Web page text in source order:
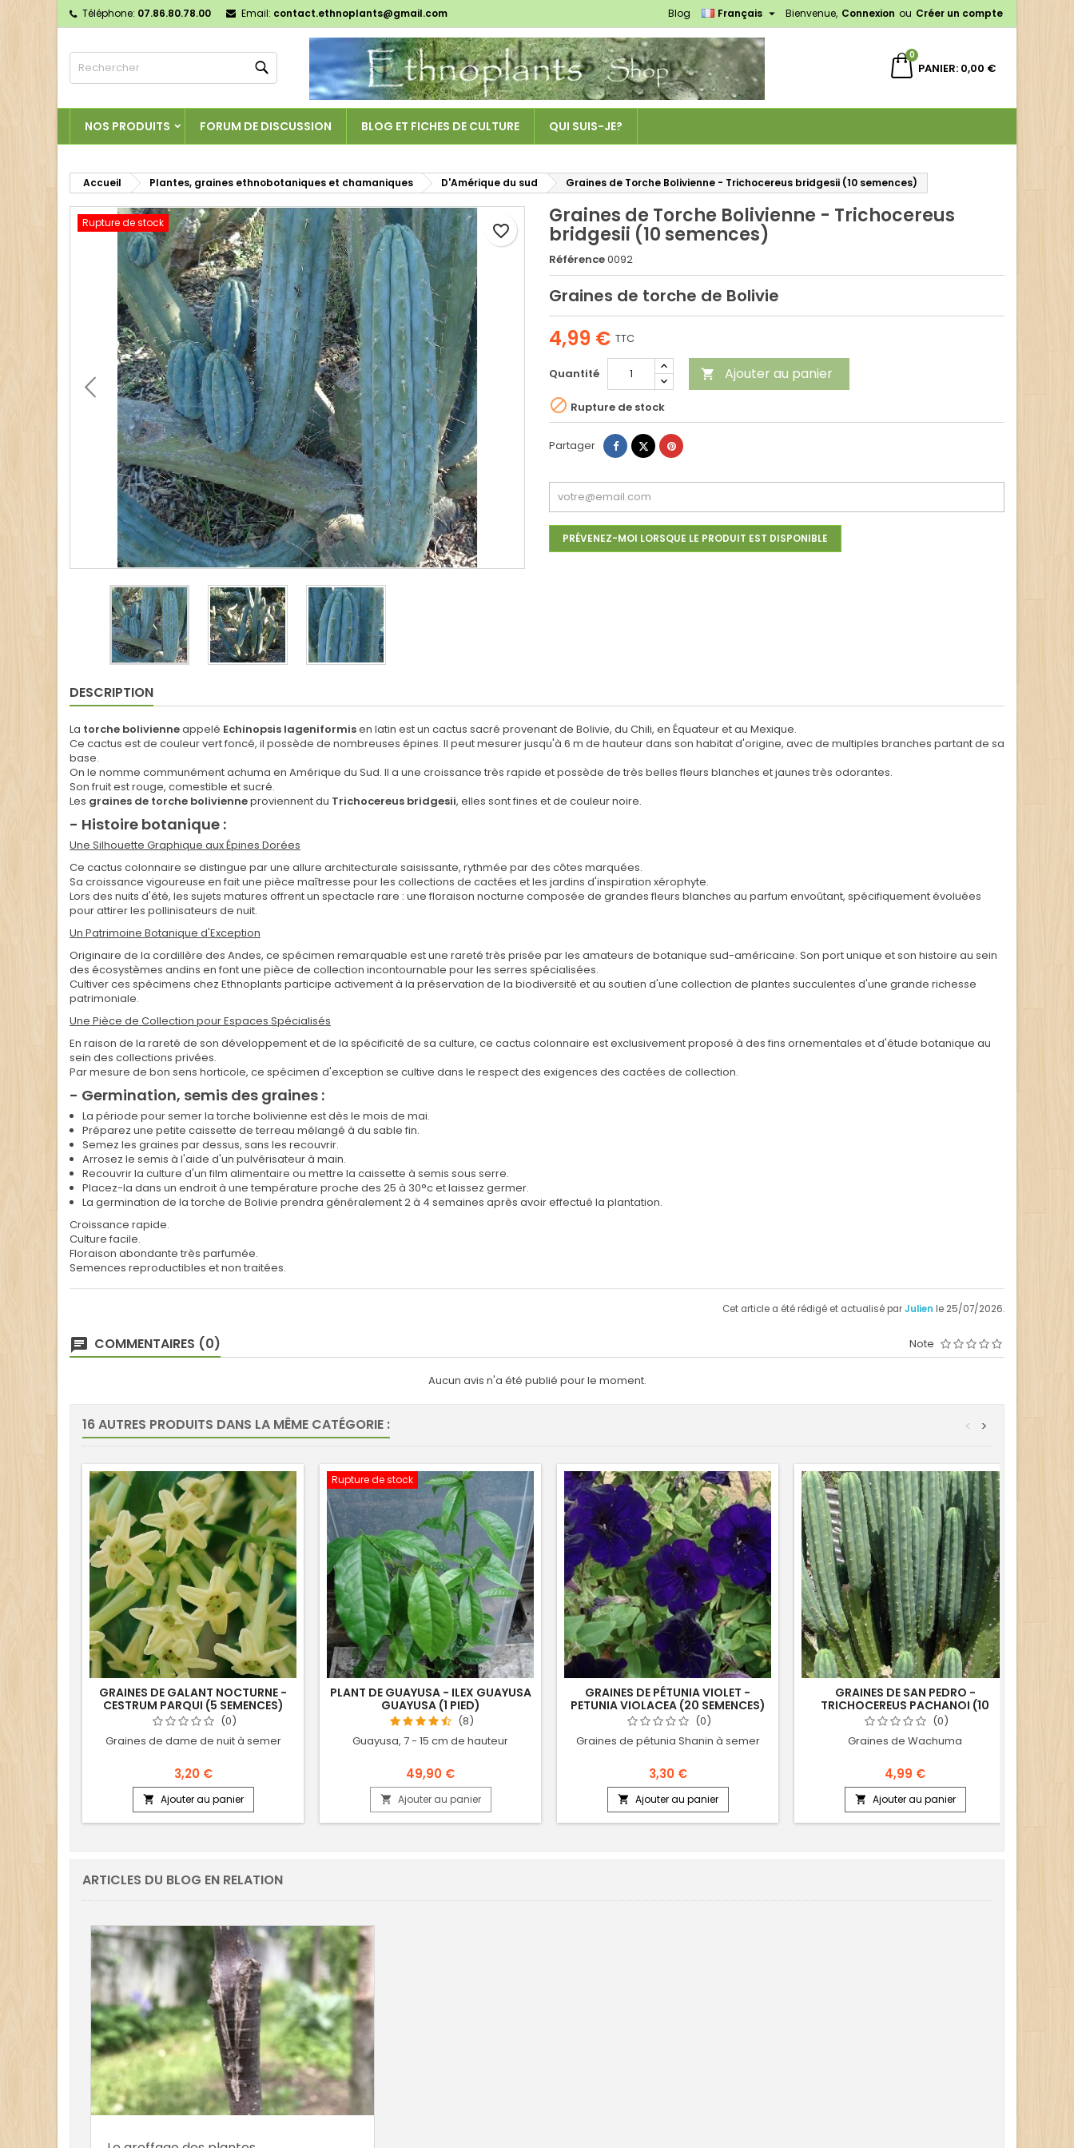
Téléphone: 07.86.80.78.00 Email: contact.ethnoplants@gmail.com Bienvenue, Connexion ou Créer un compte
Français 
Blog
PANIER
0
0,00 €
Rechercher
NOS PRODUITS FORUM DE DISCUSSION BLOG ET FICHES DE CULTURE QUI SUIS-JE?
Accueil Plantes, graines ethnobotaniques et chamaniques D'Amérique du sud Graines de Torche Bolivienne - Trichocereus bridgesii (10 semences)
Rupture de stock Graines de Torche Bolivienne - Trichocereus
bridgesii (10 semences)
Référence0092
Graines de torche de Bolivie
4,99 € TTC
Quantité  Ajouter au panier
favorite_border
 Rupture de stock
Partager PartagerTweetPinterest
PRÉVENEZ-MOI LORSQUE LE PRODUIT EST DISPONIBLE
DESCRIPTION
La torche bolivienneappelé Echinopsis lageniformisen latin est un cactus sacré provenant de Bolivie, du Chili, en Équateur et au Mexique.
Ce cactus est de couleur vert foncé, il possède de nombreuses épines. Il peut mesurer jusqu'à 6 m de hauteur dans son habitat d'origine, avec de multiples branches partant de sa
base.
On le nomme communémentachuma en Amérique du Sud. Il a une croissance très rapide et possède de très belles fleurs blanches et jaunes très odorantes.
Son fruit est rouge, comestible et sucré.
Les graines de torche bolivienneproviennent du Trichocereus bridgesii, elles sont fines et de couleur noire.
- Histoire botanique :
Une Silhouette Graphique aux Épines Dorées
Ce cactus colonnaire se distingue par une allure architecturale saisissante, rythmée par des côtes marquées.
Sa croissance vigoureuse en fait une pièce maîtresse pour les collections de cactées et les jardins d'inspiration xérophyte.
Lors des nuits d'été, les sujets matures offrent un spectacle rare : une floraison nocturne composée de grandes fleurs blanches au parfum envoûtant, spécifiquement évoluées
pour attirer les pollinisateurs de nuit.
Un Patrimoine Botanique d'Exception
Originaire de la cordillère des Andes, ce spécimen remarquable est une rareté très prisée par les amateurs de botanique sud-américaine. Son port unique et son histoire au sein
des écosystèmes andins en font une pièce de collection incontournable pour les serres spécialisées.
Cultiver ces spécimens chez Ethnoplants participe activement à la préservation de la biodiversité et au soutien d'une collection de plantes succulentes d'une grande richesse
patrimoniale.
Une Pièce de Collection pour Espaces Spécialisés
En raison de la rareté de son développement et de la spécificité de sa culture, ce cactus colonnaire est exclusivement proposé à des fins ornementales et d'étude botanique au
sein des collections privées.
Par mesure de bon sens horticole, ce spécimen d'exception se cultive dans le respect des exigences des cactées de collection.
- Germination, semis des graines :
La période pour semer la torche bolivienne est dès le mois de mai.
Préparez une petite caissette de terreau mélangé à du sable fin.
Semez les graines par dessus, sans les recouvrir.
Arrosez le semis à l'aide d'un pulvérisateur à main.
Recouvrir la culture d'un film alimentaire ou mettre la caissette à semis sous serre.
Placez-la dans un endroit à une température proche des 25 à 30°c et laissez germer.
La germination de la torche de Bolivie prendra généralement 2 à 4 semaines après avoir effectué la plantation.
Croissance rapide.
Culture facile.
Floraison abondante très parfumée.
Semences reproductibles et non traitées.
Cet article a été rédigé et actualisé parJulien le 25/07/2026.
COMMENTAIRES (0) Note
Aucun avis n'a été publié pour le moment.
16 AUTRES PRODUITS DANS LA MÊME CATÉGORIE : >
<
GRAINES DE GALANT NOCTURNE -
CESTRUM PARQUI (5 SEMENCES)
(0)
Graines de dame de nuit à semer
3,20 €
 Ajouter au panier
Rupture de stock
PLANT DE GUAYUSA - ILEX GUAYUSA
GUAYUSA (1 PIED)
(8)
Guayusa, 7 - 15 cm de hauteur
49,90 €
 Ajouter au panier
GRAINES DE PÉTUNIA VIOLET -
PETUNIA VIOLACEA (20 SEMENCES)
(0)
Graines de pétunia Shanin à semer
3,30 €
 Ajouter au panier
GRAINES DE SAN PEDRO -
TRICHOCEREUS PACHANOI (10
SEMENCES)(0)
Graines de Wachuma
4,99 €
 Ajouter au panier
ARTICLES DU BLOG EN RELATION
Mes listes d'envies ×
add_circle_outline Créer une nouvelle liste
Créer une liste d'envies ×
Nom de la liste d'envies
Annuler Créer une liste d'envies
Connexion ×
Vous devez être connecté pour ajouter des produits à votre liste
d'envies.